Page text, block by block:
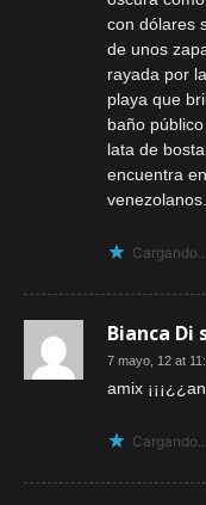
con dólares
de unos
rayada por
playa que
baño
lata de
encuentra
venezolanos.
Cargando...
Bianca Di
7 mayo, 12 at
amix
Cargando...